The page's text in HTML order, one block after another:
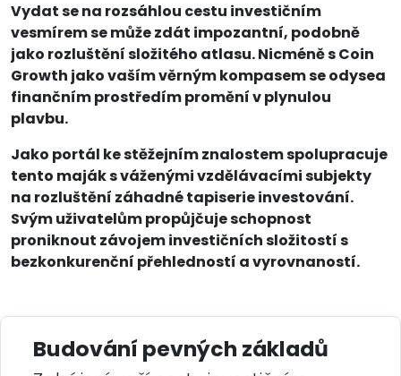
Vydat se na rozsáhlou cestu investičním
vesmírem se může zdát impozantní, podobně
jako rozluštění složitého atlasu. Nicméně s Coin
Growth jako vaším věrným kompasem se odysea
finančním prostředím promění v plynulou
plavbu.
Jako portál ke stěžejním znalostem spolupracuje
tento maják s váženými vzdělávacími subjekty
na rozluštění záhadné tapiserie investování.
Svým uživatelům propůjčuje schopnost
proniknout závojem investičních složitostí s
bezkonkurenční přehledností a vyrovnaností.
Budování pevných základů